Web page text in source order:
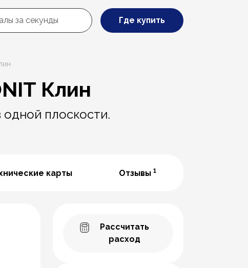
Где купить
Клин
плоскости.
карты Отзывы 1
Рассчитать
расход